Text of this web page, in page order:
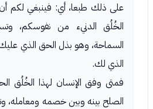
على ذلك طبعا، أي: فينبغي لكم
الخُلُق الدنيء من نفوسكم،
السماحة، وهو بذل الحق الذي
الذي لك.
فمتى وفق الإنسان لهذا الخُلُق
الصلح بينه وبين خصمه ومعامله،